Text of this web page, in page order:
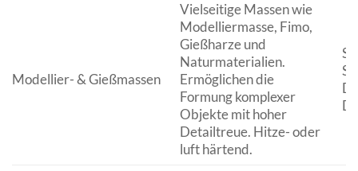
Modellier- & Gießmassen
Vielseitige Massen wie
Modelliermasse, Fimo,
Gießharze und
Naturmaterialien.
Ermöglichen die
Formung komplexer
Objekte mit hoher
Detailtreue. Hitze- oder
luft härtend.